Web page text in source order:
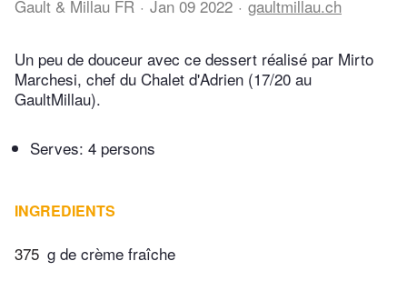
Gault & Millau FR Jan 09 2022 gaultmillau.ch
Un peu de douceur avec ce dessert réalisé par Mirto
Marchesi, chef du Chalet d'Adrien (17/20 au
GaultMillau).
Serves: 4 persons
INGREDIENTS
375 g de crème fraîche